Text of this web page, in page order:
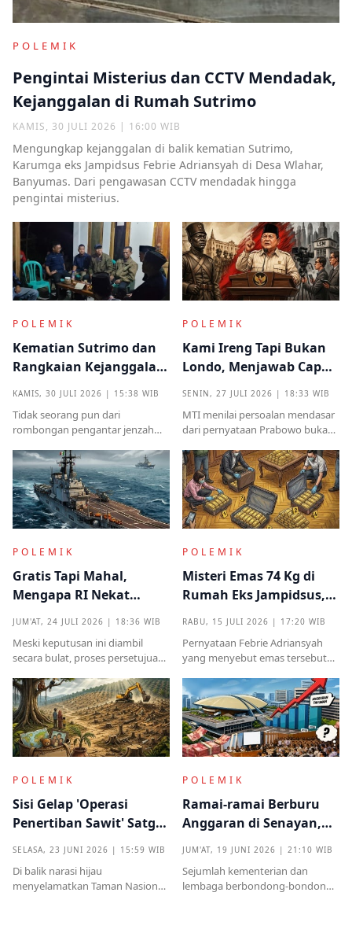
POLEMIK
Pengintai Misterius dan CCTV Mendadak,
Kejanggalan di Rumah Sutrimo
KAMIS, 30 JULI 2026 | 16:00 WIB
Mengungkap kejanggalan di balik kematian Sutrimo,
Karumga eks Jampidsus Febrie Adriansyah di Desa Wlahar,
Banyumas. Dari pengawasan CCTV mendadak hingga
pengintai misterius.
POLEMIK
Kematian Sutrimo dan
Rangkaian Kejanggalan
Kampung Halaman
KAMIS, 30 JULI 2026 | 15:38 WIB
Tidak seorang pun dari
rombongan pengantar jenzah
identitas ataupun menjelaskan
dari instansi mana.
POLEMIK
Kami Ireng Tapi Bukan
Londo, Menjawab Cap
Kekuasaan
SENIN, 27 JULI 2026 | 18:33 WIB
MTI menilai persoalan mendasar
dari pernyataan Prabowo bukan
melainkan implikasinya yang
sangat destruktif bagi kualitas
demokrasi
POLEMIK
Gratis Tapi Mahal,
Mengapa RI Nekat
Induk Tua Italia?
JUM'AT, 24 JULI 2026 | 18:36 WIB
Meski keputusan ini diambil
secara bulat, proses persetujuan
kritik tajam terkait prosedur yang
mendadak serta kekhawatiran
akan beban anggaran
POLEMIK
Misteri Emas 74 Kg di
Rumah Eks Jampidsus,
Titipan?
RABU, 15 JULI 2026 | 17:20 WIB
Pernyataan Febrie Adriansyah
yang menyebut emas tersebut
menjadi titik penting dalam
proses pembuktian
POLEMIK
Sisi Gelap 'Operasi
Penertiban Sawit' Satgas
SELASA, 23 JUNI 2026 | 15:59 WIB
Di balik narasi hijau
menyelamatkan Taman Nasional
POLEMIK
Ramai-ramai Berburu
Anggaran di Senayan,
Omon-omon?
JUM'AT, 19 JUNI 2026 | 21:10 WIB
Sejumlah kementerian dan
lembaga berbondong-bondong